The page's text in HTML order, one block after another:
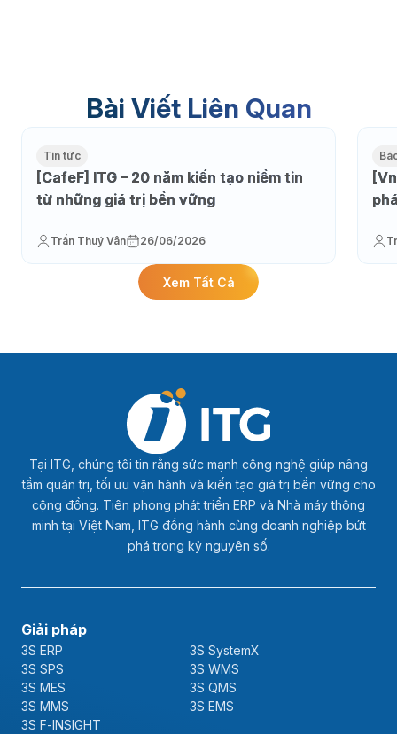
Bài Viết Liên Quan
Tin tức
[CafeF] ITG – 20 năm kiến tạo niềm tin
từ những giá trị bền vững
Trần Thuý Vân 26/06/2026
Xem Tất Cả
Tại ITG, chúng tôi tin rằng sức mạnh công nghệ giúp nâng
tầm quản trị, tối ưu vận hành và kiến tạo giá trị bền vững cho
cộng đồng. Tiên phong phát triển ERP và Nhà máy thông
minh tại Việt Nam, ITG đồng hành cùng doanh nghiệp bứt
phá trong kỷ nguyên số.
Giải pháp
3S ERP
3S SystemX
3S SPS
3S WMS
3S MES
3S QMS
3S MMS
3S EMS
3S F-INSIGHT